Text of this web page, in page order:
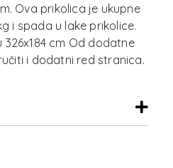
Ova prikolica je ukupne
i spada u lake prikolice.
cm Od dodatne